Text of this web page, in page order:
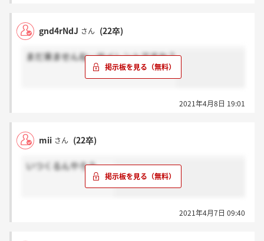
gnd4rNdJ さん (22卒)
まだ来ませんね…サイレントですか？
2021年4月8日 19:01
mii さん (22卒)
いつくるんやろう、、
2021年4月7日 09:40